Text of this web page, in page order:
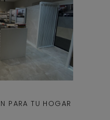
PARA TU HOGAR